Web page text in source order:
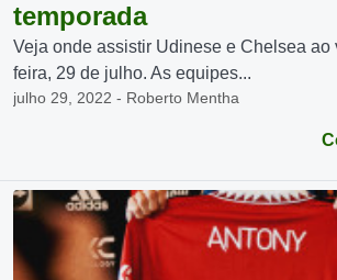
temporada
Veja onde assistir Udinese e Chelsea ao
feira, 29 de julho. As equipes...
julho 29, 2022 - Roberto Mentha